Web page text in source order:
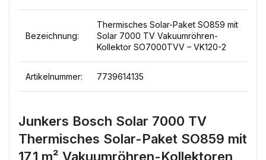
Bezeichnung:
Thermisches Solar-Paket SO859 mit
Solar 7000 TV Vakuumröhren-
Kollektor SO7000TVV – VK120-2
Artikelnummer: 7739614135
Junkers Bosch Solar 7000 TV
Thermisches Solar-Paket SO859 mit
17,1 m² Vakuumröhren-Kollektoren